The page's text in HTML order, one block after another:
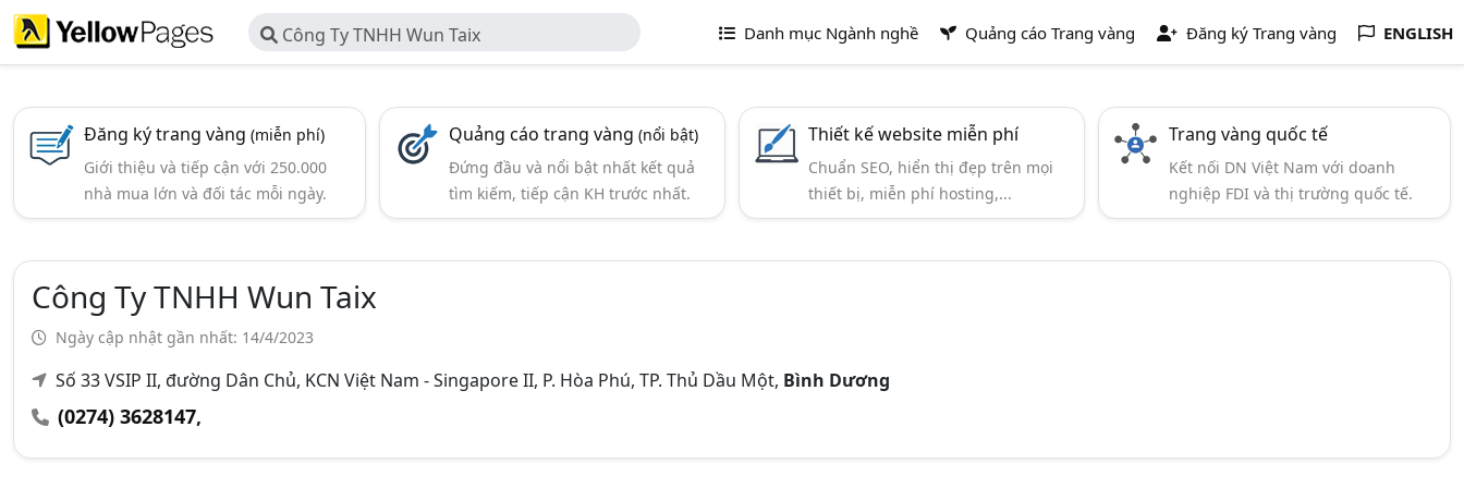
Công Ty TNHH Wun Taix Danh mục Ngành nghề Quảng cáo Trang vàng Đăng ký Trang vàng ENGLISH
Đăng ký trang vàng (miễn phí)
Giới thiệu và tiếp cận với 250.000
nhà mua lớn và đối tác mỗi ngày.
Quảng cáo trang vàng(nổi bật)
Đứng đầu và nổi bật nhất kết quả
tìm kiếm, tiếp cận KH trước nhất.
Thiết kế website miễn phí
Chuẩn SEO, hiển thị đẹp trên mọi
thiết bị, miễn phí hosting,...
Trang vàng quốc tế
Kết nối DN Việt Nam với doanh
nghiệp FDI và thị trường quốc tế.
Công Ty TNHH Wun Taix
Ngày cập nhật gần nhất: 14/4/2023
Số 33 VSIP II, đường Dân Chủ, KCN Việt Nam - Singapore II, P. Hòa Phú, TP. Thủ Dầu Một, Bình Dương
(0274) 3628147,